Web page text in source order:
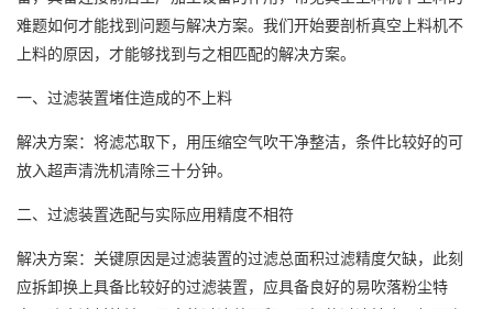
难题如何才能找到 问题与解决方案。 我们 开始要剖析真空上料机不
上料的原因， 才能够找到与之相匹配的解决方案。
一、过滤装置堵住造成的不上料
解决方案：将滤芯取下，用压缩空气吹干净整洁，条件 比较好的 可
放入超声清洗机清除三十分钟。
二、过滤装置选配与实际应用精度不相符
解决方案： 关键原因 是过滤装置的过滤总面积过滤精度欠缺，此刻
应拆卸换上具备比较好的过滤装置，应具备 良好的易吹落粉尘特